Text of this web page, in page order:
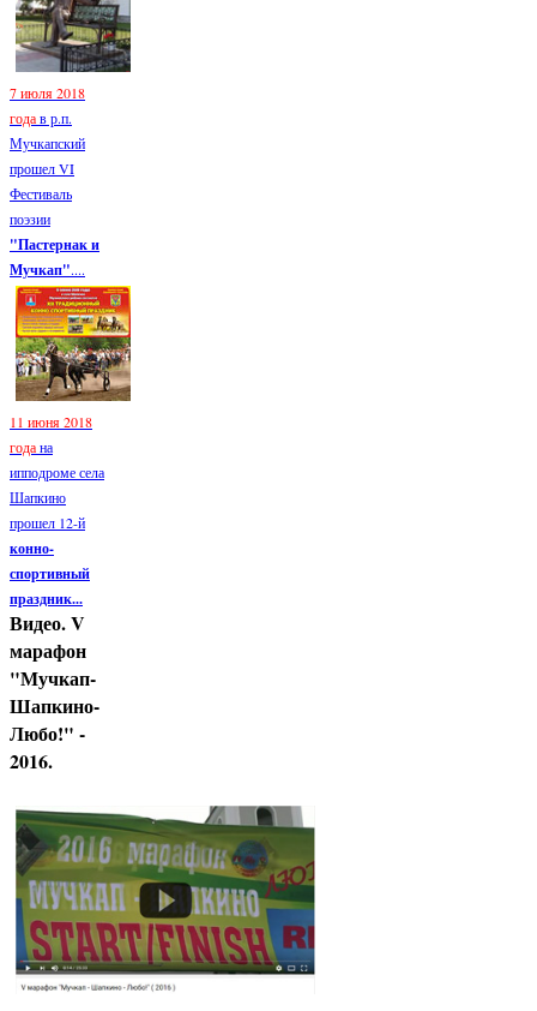
7 июля 2018
годав р.п.
Мучкапский
прошел VI
Фестиваль
поэзии
"Пастернак и
Мучкап"....
11 июня 2018
годана
ипподроме села
Шапкино
прошел 12-й
конно-
спортивный
праздник...
Видео. V
марафон
"Мучкап-
Шапкино-
Любо!" -
2016.